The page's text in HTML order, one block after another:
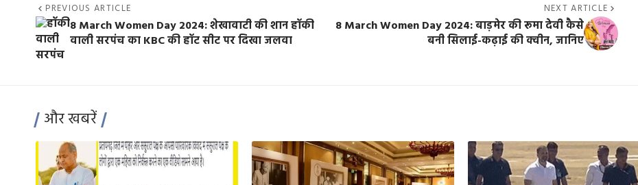
PREVIOUS ARTICLE
8 March Women Day 2024: शेखावाटी की शान हॉकी
वाली सरपंच का KBC की हॉट सीट पर दिखा जलवा
NEXT ARTICLE
8 March Women Day 2024: बाड़मेर की रूमा देवी कैसे
बनी सिलाई-कढ़ाई की क्वीन, जानिए
और खबरें